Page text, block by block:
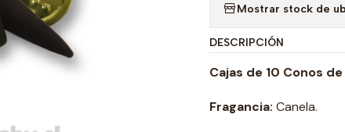
Mostrar stock de
DESCRIPCIÓN
Cajas de 10 Conos
Fragancia: Canela.